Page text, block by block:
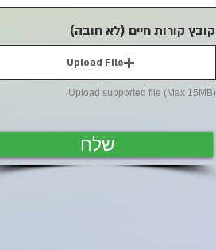
קובץ קורות חיים (לא חובה)
Upload File
Upload supported file (Max 15MB)
שלח